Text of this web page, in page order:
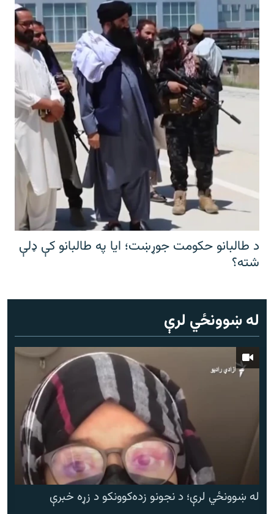
د طالبانو حکومت جوړښت؛ ایا په طالبانو کې ډلې
شته؟
له ښوونځي لرې
له ښوونځي لرې؛ د نجونو زده‌کوونکو د زړه خبرې